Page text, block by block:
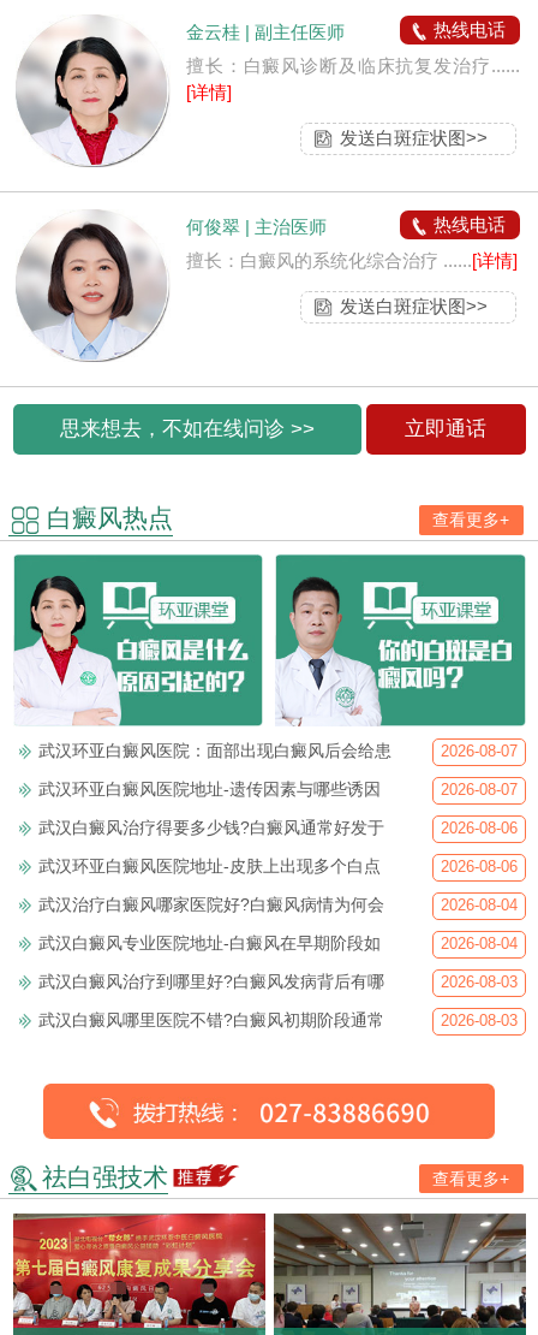
金云桂 | 副主任医师
热线电话
擅长：白癜风诊断及临床抗复发治疗......
[详情]
发送白斑症状图>>
何俊翠 | 主治医师
热线电话
擅长：白癜风的系统化综合治疗 ......[详情]
发送白斑症状图>>
思来想去，不如在线问诊 >> 立即通话
白癜风热点 查看更多+
武汉环亚白癜风医院：面部出现白癜风后会给患 2026-08-07
武汉环亚白癜风医院地址-遗传因素与哪些诱因 2026-08-07
武汉白癜风治疗得要多少钱?白癜风通常好发于 2026-08-06
武汉环亚白癜风医院地址-皮肤上出现多个白点 2026-08-06
武汉治疗白癜风哪家医院好?白癜风病情为何会 2026-08-04
武汉白癜风专业医院地址-白癜风在早期阶段如 2026-08-04
武汉白癜风治疗到哪里好?白癜风发病背后有哪 2026-08-03
武汉白癜风哪里医院不错?白癜风初期阶段通常 2026-08-03
祛白强技术 查看更多+